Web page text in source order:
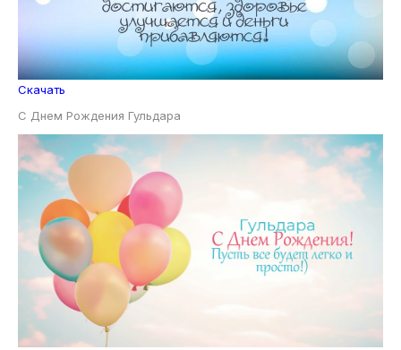
Скачать
С Днем Рождения Гульдара